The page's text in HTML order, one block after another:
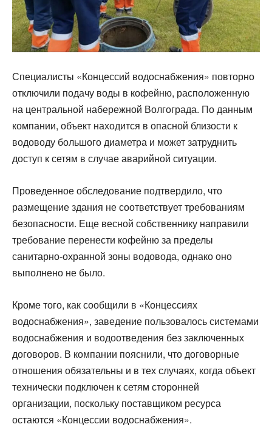
Специалисты «Концессий водоснабжения» повторно
отключили подачу воды в кофейню, расположенную
на центральной набережной Волгограда. По данным
компании, объект находится в опасной близости к
водоводу большого диаметра и может затруднить
доступ к сетям в случае аварийной ситуации.
Проведенное обследование подтвердило, что
размещение здания не соответствует требованиям
безопасности. Еще весной собственнику направили
требование перенести кофейню за пределы
санитарно-охранной зоны водовода, однако оно
выполнено не было.
Кроме того, как сообщили в «Концессиях
водоснабжения», заведение пользовалось системами
водоснабжения и водоотведения без заключенных
договоров. В компании пояснили, что договорные
отношения обязательны и в тех случаях, когда объект
технически подключен к сетям сторонней
организации, поскольку поставщиком ресурса
остаются «Концессии водоснабжения».